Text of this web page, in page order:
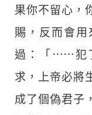
果你不留心，
賜，反而會
過：「⋯⋯犯
求，上帝必將
成了個偽君子